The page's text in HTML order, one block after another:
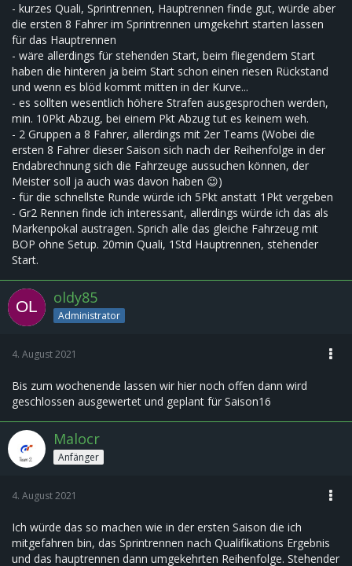
- kurzes Quali, Sprintrennen, Hauptrennen finde gut, würde aber
die ersten 8 Fahrer im Sprintrennen umgekehrt starten lassen
für das Hauptrennen
- wäre allerdings für stehenden Start, beim fliegendem Start
haben die hinteren ja beim Start schon einen riesen Rückstand
und wenn es blöd kommt mitten in der Kurve...
- es sollten wesentlich höhere Strafen ausgesprochen werden,
min. 10Pkt Abzug, bei einem Pkt Abzug tut es keinem weh.
- 2 Gruppen a 8 Fahrer, allerdings mit 2er Teams (Wobei die
ersten 8 Fahrer dieser Saison sich nach der Reihenfolge in der
Endabrechnung sich die Fahrzeuge aussuchen können, der
Meister soll ja auch was davon haben 😉)
- für die schnellste Runde würde ich 5Pkt anstatt 1Pkt vergeben
- Gr2 Rennen finde ich interessant, allerdings würde ich das als
Markenpokal austragen. Sprich alle das gleiche Fahrzeug mit
BOP ohne Setup. 20min Quali, 1Std Hauptrennen, stehender
Start.
oldy85
Administrator
4. August 2021
Bis zum wochenende lassen wir hier noch offen dann wird
geschlossen ausgewertet und geplant für Saison16
Malocr
Anfänger
4. August 2021
Ich würde das so machen wie in der ersten Saison die ich
mitgefahren bin, das Sprintrennen nach Qualifikations Ergebnis
und das hauptrennen dann umgekehrten Reihenfolge. Stehender